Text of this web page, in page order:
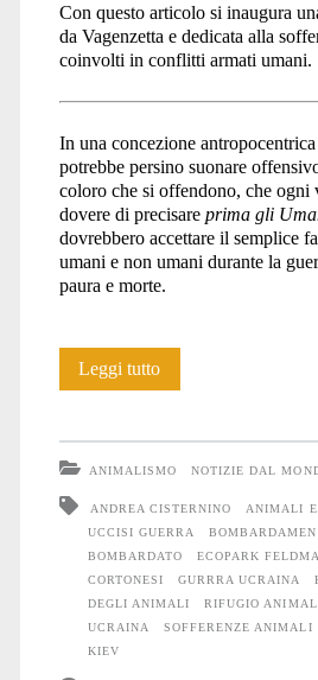
Con questo articolo si inaugura
da Vagenzetta e dedicata alla
coinvolti in conflitti armati umani.
In una concezione
potrebbe persino suonare
coloro che si offendono, che ogni
dovere di precisare prima gli
dovrebbero accettare il semplice
umani e non umani durante la
paura e morte.
Leggi tuttoAnche
la
guerra
ANIMALISMO NOTIZIE DAL
ANDREA CISTERNINO ANIMALI E
UCCISI GUERRA
BOMBARDATO
ECOPARK
CORTONESI
GURRRA UCRAINA
DEGLI ANIMALI
RIFUGIO
UCRAINA
SOFFERENZE ANIMALI
KIEV